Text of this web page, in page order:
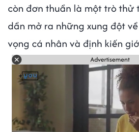
còn đơn thuần là một trò thử
dần mở ra những xung đột
vọng cá nhân và định kiến
Advertisement